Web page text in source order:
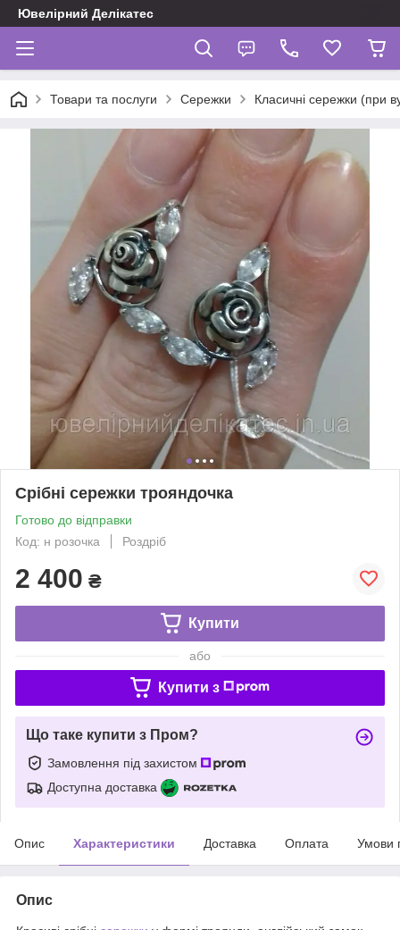
Ювелірний Делікатес
Товари та послуги Сережки Класичні сережки (при
Срібні сережки трояндочка
Готово до відправки
Код: н розочка
Роздріб
2 400 ₴
Купити
або
Купити з
Що таке купити з Пром?
Замовлення під захистом
Доступна доставка
Опис Характеристики Доставка Оплата Умови
Опис